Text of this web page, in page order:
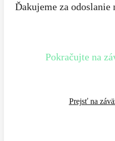
Ďakujeme za odoslanie
Pokračujte na
Prejsť na